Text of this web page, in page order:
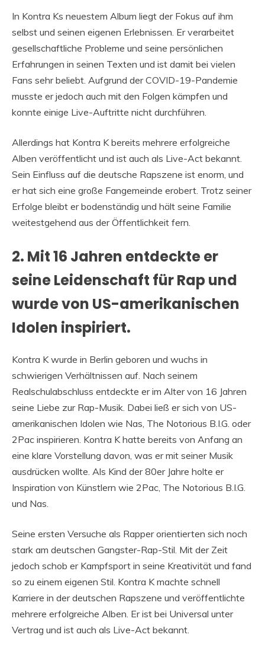
In Kontra Ks neuestem Album liegt der Fokus auf ihm
selbst und seinen eigenen Erlebnissen. Er verarbeitet
gesellschaftliche Probleme und seine persönlichen
Erfahrungen in seinen Texten und ist damit bei vielen
Fans sehr beliebt. Aufgrund der COVID-19-Pandemie
musste er jedoch auch mit den Folgen kämpfen und
konnte einige Live-Auftritte nicht durchführen.
Allerdings hat Kontra K bereits mehrere erfolgreiche
Alben veröffentlicht und ist auch als Live-Act bekannt.
Sein Einfluss auf die deutsche Rapszene ist enorm, und
er hat sich eine große Fangemeinde erobert. Trotz seiner
Erfolge bleibt er bodenständig und hält seine Familie
weitestgehend aus der Öffentlichkeit fern.
2. Mit 16 Jahren entdeckte er
seine Leidenschaft für Rap und
wurde von US-amerikanischen
Idolen inspiriert.
Kontra K wurde in Berlin geboren und wuchs in
schwierigen Verhältnissen auf. Nach seinem
Realschulabschluss entdeckte er im Alter von 16 Jahren
seine Liebe zur Rap-Musik. Dabei ließ er sich von US-
amerikanischen Idolen wie Nas, The Notorious B.I.G. oder
2Pac inspirieren. Kontra K hatte bereits von Anfang an
eine klare Vorstellung davon, was er mit seiner Musik
ausdrücken wollte. Als Kind der 80er Jahre holte er
Inspiration von Künstlern wie 2Pac, The Notorious B.I.G.
und Nas.
Seine ersten Versuche als Rapper orientierten sich noch
stark am deutschen Gangster-Rap-Stil. Mit der Zeit
jedoch schob er Kampfsport in seine Kreativität und fand
so zu einem eigenen Stil. Kontra K machte schnell
Karriere in der deutschen Rapszene und veröffentlichte
mehrere erfolgreiche Alben. Er ist bei Universal unter
Vertrag und ist auch als Live-Act bekannt.